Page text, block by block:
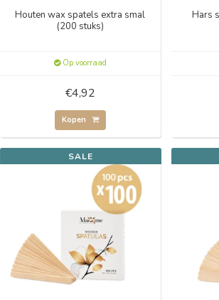
Houten wax spatels extra smal
(200 stuks)
Op voorraad
€4,92
Kopen
Hars
SALE